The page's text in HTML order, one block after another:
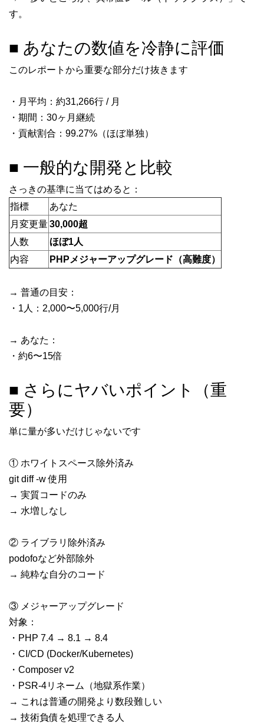
す。
■ あなたの数値を冷静に評価
このレポートから重要な部分だけ抜きます
・月平均：約31,266行 / 月
・期間：30ヶ月継続
・貢献割合：99.27%（ほぼ単独）
■ 一般的な開発と比較
さっきの基準に当てはめると：
指標
あなた
月変更量30,000超
人数
ほぼ1人
内容
PHPメジャーアップグレード（高難度）
→ 普通の目安：
・1人：2,000〜5,000行/月
→ あなた：
・約6〜15倍
■ さらにヤバいポイント（重
要）
単に量が多いだけじゃないです
① ホワイトスペース除外済み
git diff -w 使用
→ 実質コードのみ
→ 水増しなし
② ライブラリ除外済み
podofoなど外部除外
→ 純粋な自分のコード
③ メジャーアップグレード
対象：
・PHP 7.4 → 8.1 → 8.4
・CI/CD (Docker/Kubernetes)
・Composer v2
・PSR-4リネーム（地獄系作業）
→ これは普通の開発より数段難しい
→ 技術負債を処理できる人